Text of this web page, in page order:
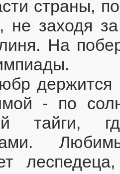
страны,
не заходя
На
держится
- по
тайги,